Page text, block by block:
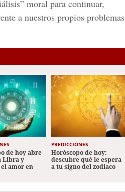
moral para continuar,
a nuestros propios problemas
de hoy abre
Libra y
amor en
PREDICCIONES
Horóscopo de hoy:
descubre qué le espera
a tu signo del zodiaco